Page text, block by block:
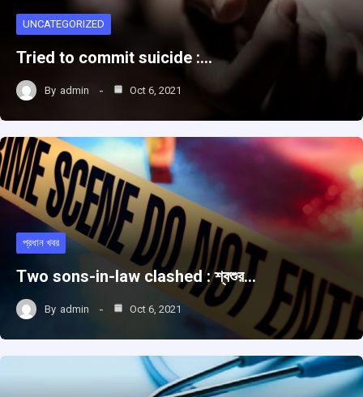
UNCATEGORIZED
Tried to commit suicide :…
By admin Oct 6, 2021
প্রধান খবর
Two sons-in-law clashed : শ্বশুর…
By admin Oct 6, 2021